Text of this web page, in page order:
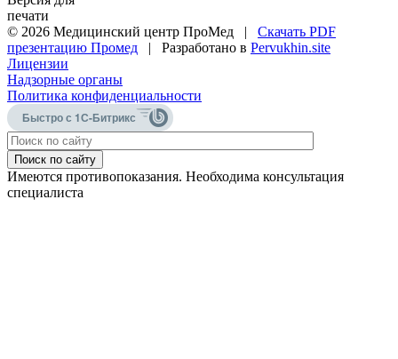
печати
© 2026 Медицинский центр ПроМед | Скачать PDF
презентацию Промед | Разработано в Pervukhin.site
Лицензии
Надзорные органы
Политика конфиденциальности
Быстро с 1С-Битрикс
Поиск по сайту
Имеются противопоказания. Необходима консультация
специалиста